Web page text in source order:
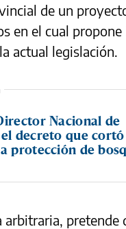
de un
en el cual
actual legislación.
Nacional de
decreto que
protección de
arbitraria,